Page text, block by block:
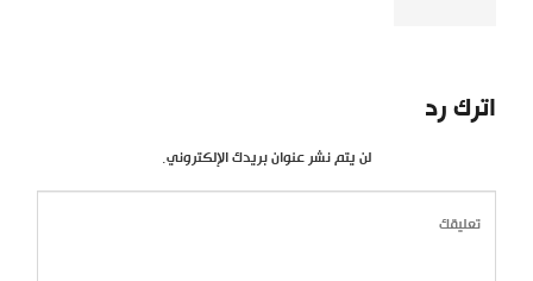
اترك رد
لن يتم نشر عنوان بريدك الإلكتروني.